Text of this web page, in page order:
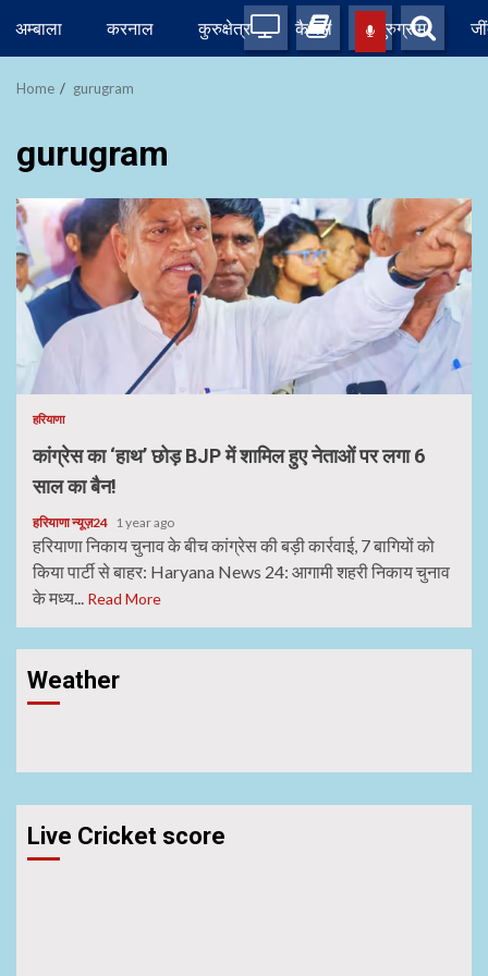
content
अम्बाला करनाल कुरुक्षेत्र कैथल गुरुग्राम
Home gurugram
gurugram
हरियाणा
कांग्रेस का ‘हाथ’ छोड़ BJP में शामिल हुए नेताओं पर लगा 6
साल का बैन!
हरियाणा न्यूज़24 1 year ago
हरियाणा निकाय चुनाव के बीच कांग्रेस की बड़ी कार्रवाई, 7 बागियों को
किया पार्टी से बाहर: Haryana News 24: आगामी शहरी निकाय चुनाव
के मध्य... Read More
Weather
Live Cricket score